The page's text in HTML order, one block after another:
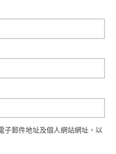
子郵件地址及個人網站網址，以